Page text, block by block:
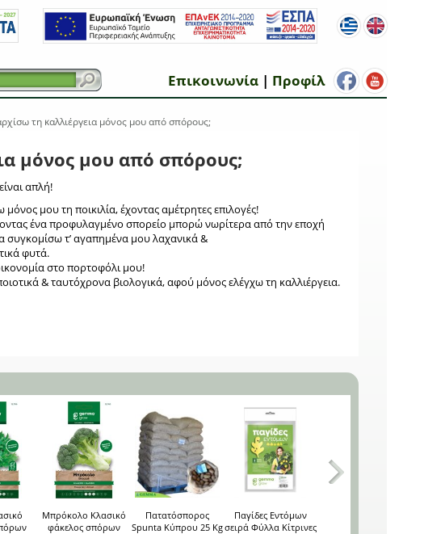
Επικοινωνία | Προφίλ
τη καλλιέργεια μόνος μου από σπόρους;
μόνος μου από σπόρους;
απλή!
μόνος μου τη ποικιλία, έχοντας αμέτρητες επιλογές!
ένα προφυλαγμένο σπορείο μπορώ νωρίτερα από την εποχή
συγκομίσω τ’ αγαπημένα μου λαχανικά &
φυτά.
στο πορτοφόλι μου!
& ταυτόχρονα βιολογικά, αφού μόνος ελέγχω τη καλλιέργεια.
Μπρόκολο Κλασικό
φάκελος σπόρων
Πατατόσπορος
Spunta Κύπρου 25 Kg
Παγίδες Εντόμων
σειρά Φύλλα Κίτρινες